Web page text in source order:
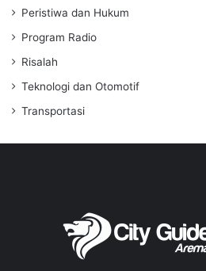
Peristiwa dan Hukum
Program Radio
Risalah
Teknologi dan Otomotif
Transportasi